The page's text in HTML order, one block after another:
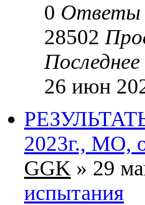
0 Ответы
28502
26 июн
РЕЗУЛЬТАТЫ
2023г., МО,
GGK » 29
испытания